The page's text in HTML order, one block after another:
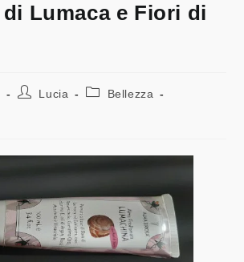
Lumaca e Fiori di
Lucia
Bellezza